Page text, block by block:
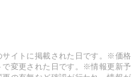
イトに掲載された日です。※価格
変更された日です。※情報更新予